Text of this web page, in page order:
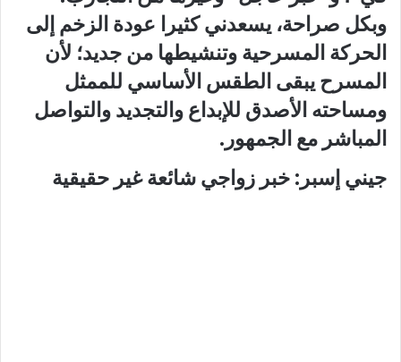
وبكل صراحة، يسعدني كثيرا عودة الزخم إلى
الحركة المسرحية وتنشيطها من جديد؛ لأن
المسرح يبقى الطقس الأساسي للممثل
ومساحته الأصدق للإبداع والتجديد والتواصل
المباشر مع الجمهور.
جيني إسبر: خبر زواجي شائعة غير حقيقية